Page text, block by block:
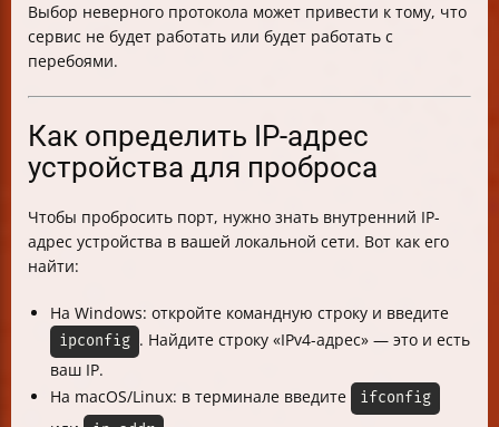
Выбор неверного протокола может привести к тому, что
сервис не будет работать или будет работать с
перебоями.
Как определить IP-адрес
устройства для проброса
Чтобы пробросить порт, нужно знать внутренний IP-
адрес устройства в вашей локальной сети. Вот как его
найти:
На Windows: откройте командную строку и введите
ipconfig . Найдите строку «IPv4-адрес» — это и есть
ваш IP.
На macOS/Linux: в терминале введите
ifconfig